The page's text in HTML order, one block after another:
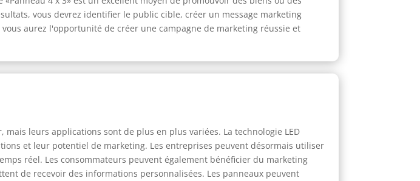
vous devrez identifier le public cible, créer un message marketing
aurez l'opportunité de créer une campagne de marketing réussie et
leurs applications sont de plus en plus variées. La technologie LED
et leur potentiel de marketing. Les entreprises peuvent désormais utiliser
réel. Les consommateurs peuvent également bénéficier du marketing
de recevoir des informations personnalisées. Les panneaux peuvent